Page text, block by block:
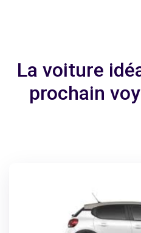
La voiture
prochain